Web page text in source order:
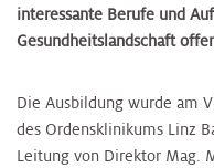
interessante Berufe und
Gesundheitslandschaft
Die Ausbildung wurde am
des Ordensklinikums Linz
Leitung von Direktor Mag.